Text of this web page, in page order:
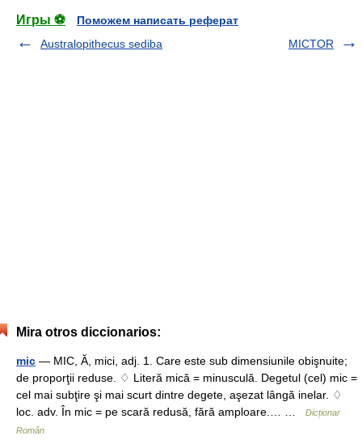
Игры ⚽
Поможем написать реферат
Australopithecus sediba
MICTOR
Mira otros diccionarios:
mic — MIC, Ă, mici, adj. 1. Care este sub dimensiunile obişnuite;
de proporţii reduse. ♢ Literă mică = minusculă. Degetul (cel) mic =
cel mai subţire şi mai scurt dintre degete, aşezat lângă inelar. ♢
loc. adv. În mic = pe scară redusă, fără amploare.… …
Dicționar
Român